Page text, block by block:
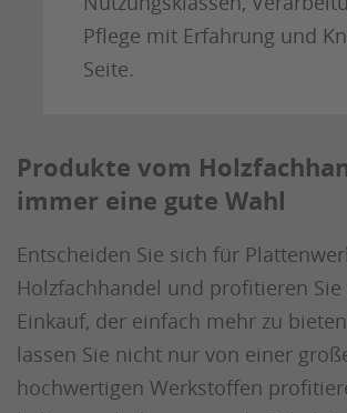
Pflege mit Erfahrung und
Seite.
Produkte vom
immer eine gute Wahl
Entscheiden Sie sich für
Holzfachhandel und profitieren
Einkauf, der einfach mehr zu
lassen Sie nicht nur von einer
hochwertigen Werkstoffen